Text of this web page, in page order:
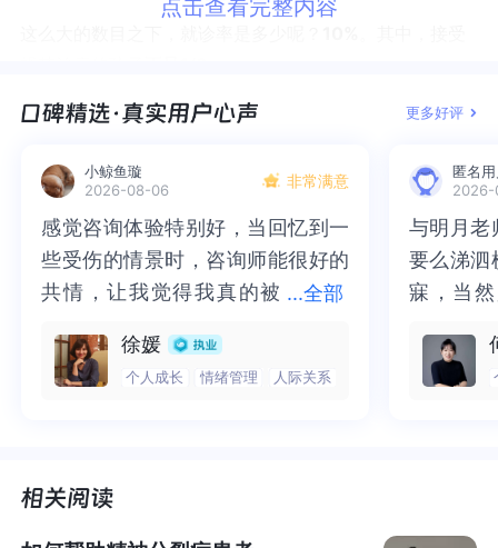
多动症的特质和表现，会导致各种生活、学习、工作上的
随，甚至逐渐加重。
我们挺欣慰地看到，近年来，包括学校、家长在内的整个
社会，对多动症的了解、关注程度在不断提升。但与此同
道远。
点击查看完整内容
更多好评
小鲸鱼璇
2026-08-06
非常满意
...全部
感觉咨询体验特别好，当回忆到一
些受伤的情景时，咨询师能很好的
共情，让我觉得我真的被
一部分未处理的情绪被注意到了，
而且当咨询师准确说出我当时的情
觉轻快了很多，感觉轻松了。很感
谢咨询师姐姐！
感觉咨询体验特别好，当回忆到一
些受伤的情景时，咨询师能很好的
共情，让我觉得我真的被抱住了。
处理的情绪被注意到了，而且当咨
询师准确说出我当时的情绪，我感
了很多，感觉轻松了。很感谢咨询
师姐姐！
徐媛
个人成长 情绪管理 人际关系
匿名
2026-
与明月老
要么涕泗
寐，当
来，觉
再困于
与明月老
要么涕泗
寐，当然
不必再
梏，更